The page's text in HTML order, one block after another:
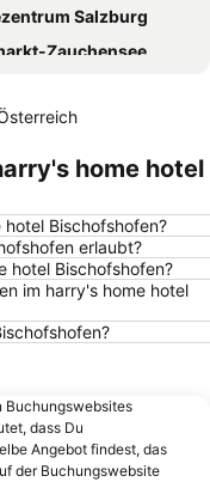
Salzburg
Zauchensee
Alpendorf
Therme
Salzburg
Christkindlmarkt
Altenmarkt
Zell am See
skiing area
home hotel
Bischofshofen?
erlaubt?
hotel Bischofshofen?
im harry's home hotel
Buchungswebsites
dass Du
Angebot findest, das
der Buchungswebsite